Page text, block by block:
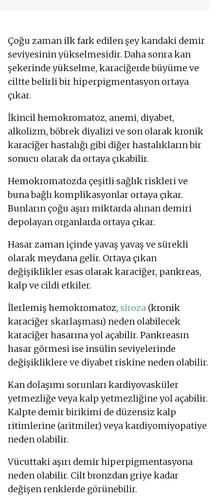
Çoğu zaman ilk fark edilen şey kandaki demir
seviyesinin yükselmesidir. Daha sonra kan
şekerinde yükselme, karaciğerde büyüme ve
ciltte belirli bir hiperpigmentasyon ortaya
çıkar.
İkincil hemokromatoz, anemi, diyabet,
alkolizm, böbrek diyalizi ve son olarak kronik
karaciğer hastalığı gibi diğer hastalıkların bir
sonucu olarak da ortaya çıkabilir.
Hemokromatozda çeşitli sağlık riskleri ve
buna bağlı komplikasyonlar ortaya çıkar.
Bunların çoğu aşırı miktarda alınan demiri
depolayan organlarda ortaya çıkar.
Hasar zaman içinde yavaş yavaş ve sürekli
olarak meydana gelir. Ortaya çıkan
değişiklikler esas olarak karaciğer, pankreas,
kalp ve cildi etkiler.
İlerlemiş hemokromatoz, siroza (kronik
karaciğer skarlaşması) neden olabilecek
karaciğer hasarına yol açabilir. Pankreasın
hasar görmesi ise insülin seviyelerinde
değişikliklere ve diyabet riskine neden olabilir.
Kan dolaşımı sorunları kardiyovasküler
yetmezliğe veya kalp yetmezliğine yol açabilir.
Kalpte demir birikimi de düzensiz kalp
ritimlerine (aritmiler) veya kardiyomiyopatiye
neden olabilir.
Vücuttaki aşırı demir hiperpigmentasyona
neden olabilir. Cilt bronzdan griye kadar
değişen renklerde görünebilir.